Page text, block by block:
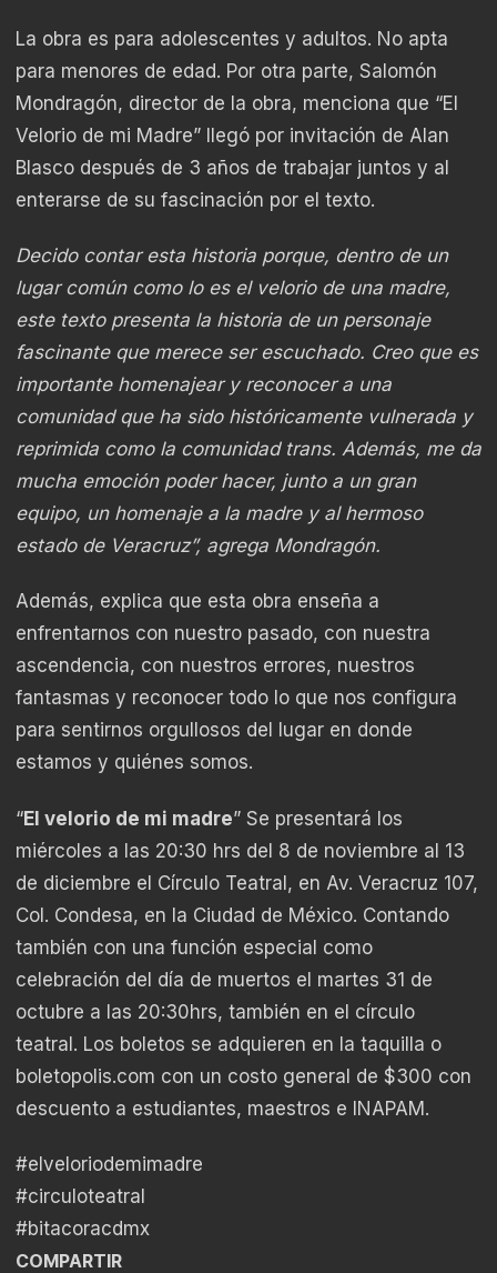
La obra es para adolescentes y adultos. No apta
para menores de edad. Por otra parte, Salomón
Mondragón, director de la obra, menciona que “El
Velorio de mi Madre” llegó por invitación de Alan
Blasco después de 3 años de trabajar juntos y al
enterarse de su fascinación por el texto.
Decido contar esta historia porque, dentro de un
lugar común como lo es el velorio de una madre,
este texto presenta la historia de un personaje
fascinante que merece ser escuchado. Creo que es
importante homenajear y reconocer a una
comunidad que ha sido históricamente vulnerada y
reprimida como la comunidad trans. Además, me da
mucha emoción poder hacer, junto a un gran
equipo, un homenaje a la madre y al hermoso
estado de Veracruz”, agrega Mondragón.
Además, explica que esta obra enseña a
enfrentarnos con nuestro pasado, con nuestra
ascendencia, con nuestros errores, nuestros
fantasmas y reconocer todo lo que nos configura
para sentirnos orgullosos del lugar en donde
estamos y quiénes somos.
“El velorio de mi madre” Se presentará los
miércoles a las 20:30 hrs del 8 de noviembre al 13
de diciembre el Círculo Teatral, en Av. Veracruz 107,
Col. Condesa, en la Ciudad de México. Contando
también con una función especial como
celebración del día de muertos el martes 31 de
octubre a las 20:30hrs, también en el círculo
teatral. Los boletos se adquieren en la taquilla o
boletopolis.com con un costo general de $300 con
descuento a estudiantes, maestros e INAPAM.
#elveloriodemimadre
#circuloteatral
#bitacoracdmx
COMPARTIR